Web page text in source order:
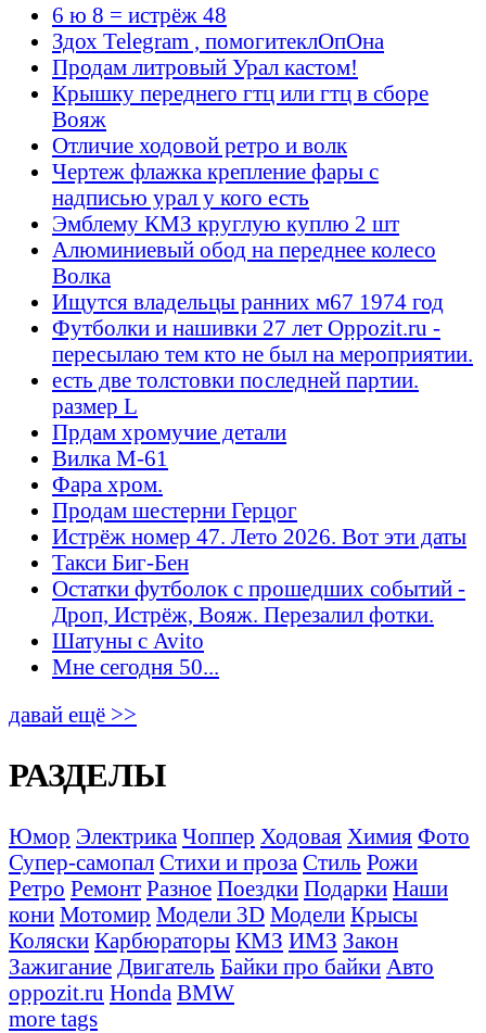
6 ю 8 = истрёж 48
Здох Telegram , помогитеклОпОна
Продам литровый Урал кастом!
Крышку переднего гтц или гтц в сборе
Вояж
Отличие ходовой ретро и волк
Чертеж флажка крепление фары с
надписью урал у кого есть
Эмблему КМЗ круглую куплю 2 шт
Алюминиевый обод на переднее колесо
Волка
Ищутся владельцы ранних м67 1974 год
Футболки и нашивки 27 лет Oppozit.ru -
пересылаю тем кто не был на мероприятии.
есть две толстовки последней партии.
размер L
Прдам хромучие детали
Вилка М-61
Фара хром.
Продам шестерни Герцог
Истрёж номер 47. Лето 2026. Вот эти даты
Такси Биг-Бен
Остатки футболок с прошедших событий -
Дроп, Истрёж, Вояж. Перезалил фотки.
Шатуны с Avito
Мне сегодня 50...
давай ещё >>
РАЗДЕЛЫ
Юмор Электрика Чоппер Ходовая Химия Фото
Супер-самопал Стихи и проза Стиль Рожи
Ретро Ремонт Разное Поездки Подарки Наши
кони Мотомир Модели 3D Модели Крысы
Коляски Карбюраторы КМЗ ИМЗ Закон
Зажигание Двигатель Байки про байки Авто
oppozit.ru Honda BMW
more tags